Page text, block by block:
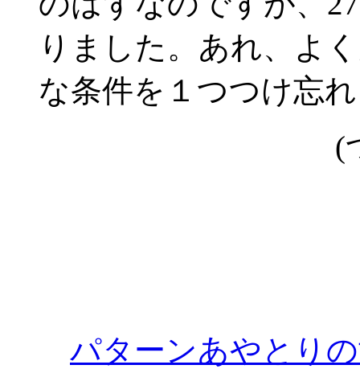
りました。あれ、よ
な条件を１つつけ忘
(
パターンあやとり